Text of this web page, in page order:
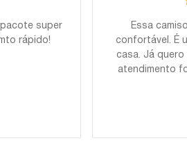
pacote super
rápido!
Essa
confortável. É
casa. Já
atendimento